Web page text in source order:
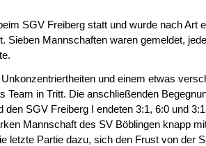
SGV Freiberg statt und wurde nach Art
Sieben Mannschaften waren gemeldet,
und einem etwas
Team in Tritt. Die anschließenden
den SGV Freiberg I endeten 3:1, 6:0 und
Mannschaft des SV Böblingen knapp
letzte Partie dazu, sich den Frust von der